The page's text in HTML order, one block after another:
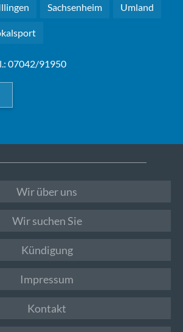
Sachsenheim Umland
07042/91950
Wir über uns
Wir suchen Sie
Kündigung
Impressum
Kontakt